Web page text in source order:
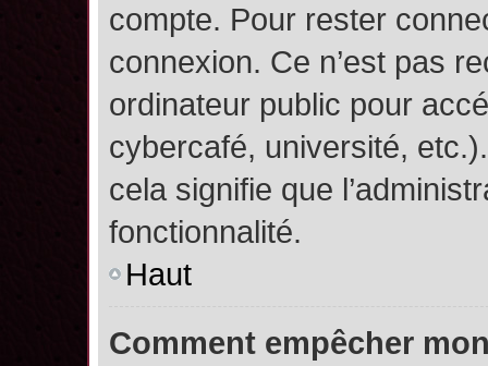
compte. Pour rester
connexion. Ce n’est pas
ordinateur public pour
cybercafé, université,
cela signifie que
fonctionnalité.
Haut
Comment empêcher